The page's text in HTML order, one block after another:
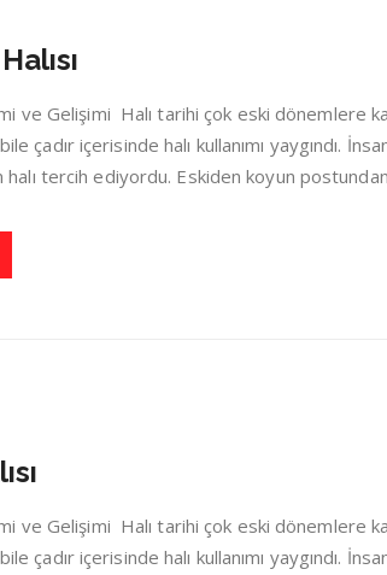
ve Gelişimi Halı tarihi çok eski dönemlere
çadır içerisinde halı kullanımı yaygındı.
tercih ediyordu. Eskiden koyun
ve Gelişimi Halı tarihi çok eski dönemlere
çadır içerisinde halı kullanımı yaygındı.